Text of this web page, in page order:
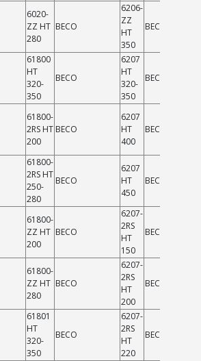
6020-
ZZ HT
280
BECO
6206-
ZZ
HT
350
BECO
61800
HT
320-
350
BECO
6207
HT
320-
350
BECO
61800-
2RS HT
200
BECO
6207
HT
400
BECO
61800-
2RS HT
250-
280
BECO
6207
HT
450
BECO
61800-
ZZ HT
200
BECO
6207-
2RS
HT
150
BECO
61800-
ZZ HT
280
BECO
6207-
2RS
HT
200
BECO
61801
HT
320-
350
BECO
6207-
2RS
HT
220
BECO